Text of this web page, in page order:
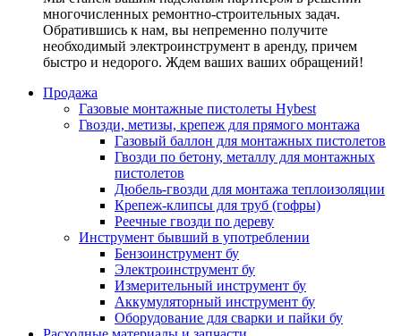
многочисленных ремонтно-строительных задач.
Обратившись к нам, вы непременно получите
необходимый электроинструмент в аренду, причем
быстро и недорого. Ждем ваших ваших обращений!
Продажа
Газовые монтажные пистолеты Hybest
Гвозди, метизы, крепеж для прямого монтажа
Газовый баллон для монтажных пистолетов
Гвозди по бетону, металлу для монтажных
пистолетов
Дюбель-гвозди для монтажа теплоизоляции
Крепеж-клипсы для труб (гофры)
Реечные гвозди по дереву
Инструмент бывший в употреблении
Бензоинструмент бу
Электроинструмент бу
Измерительный инструмент бу
Аккумуляторный инструмент бу
Оборудование для сварки и пайки бу